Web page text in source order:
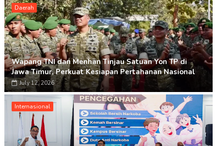
Daerah
Wapang TNI dan Menhan Tinjau Satuan Yon TP di
Jawa Timur, Perkuat Kesiapan Pertahanan Nasional
July 12, 2026
Internasional